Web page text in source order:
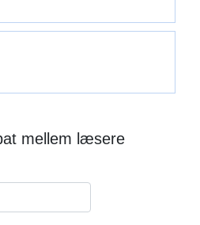
mellem læsere